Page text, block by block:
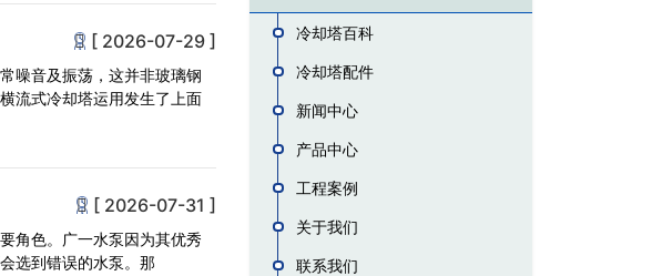
[ 2026-07-29 ]
噪音及振荡，这并非玻璃钢
流式冷却塔运用发生了上面
[ 2026-07-31 ]
角色。广一水泵因为其优秀
选到错误的水泵。那
冷却塔百科
冷却塔配件
新闻中心
产品中心
工程案例
关于我们
联系我们